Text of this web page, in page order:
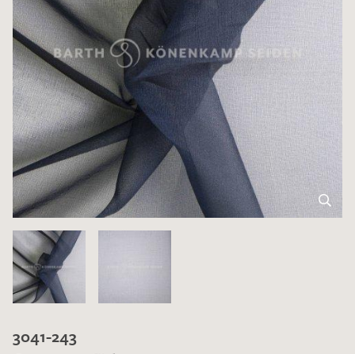
3041-243